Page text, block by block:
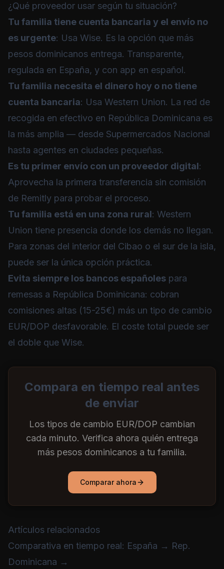
¿Qué proveedor usar según tu situación?
Tu familia tiene cuenta bancaria y el envío no
es urgente: Usa Wise. Es la opción que más
pesos dominicanos entrega. Transparente,
regulada en España, y con app en español.
Tu familia necesita el dinero hoy o no tiene
cuenta bancaria: Usa Western Union. La red de
recogida en efectivo en República Dominicana es
la más amplia — desde Supermercados Nacional
hasta agentes en ciudades pequeñas.
Es tu primer envío con un proveedor digital:
Aprovecha la primera transferencia sin comisión
de Remitly para probar el proceso.
Tu familia está en una zona rural: Western
Union tiene presencia donde los demás no llegan.
Para zonas del interior del Cibao o el sur de la isla,
puede ser la única opción práctica.
Evita siempre los bancos españoles para
remesas a República Dominicana: cobran
comisiones altas (15-25€) más un tipo de cambio
EUR/DOP desfavorable. El coste total puede ser
el doble que Wise.
Compara en tiempo real antes
de enviar
Los tipos de cambio EUR/DOP cambian
cada minuto. Verifica ahora quién entrega
más pesos dominicanos a tu familia.
Comparar ahora
Artículos relacionados
Comparativa en tiempo real: España → Rep.
Dominicana →